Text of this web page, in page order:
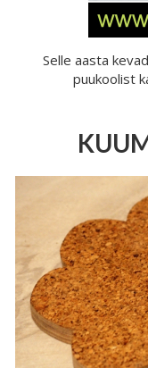
Selle aasta
puukoolist